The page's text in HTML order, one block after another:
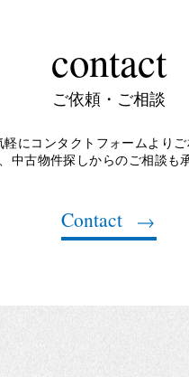
contact
ご依頼・ご相談
軽にコンタクトフォームよりご
中古物件探しからのご相談も
Contact